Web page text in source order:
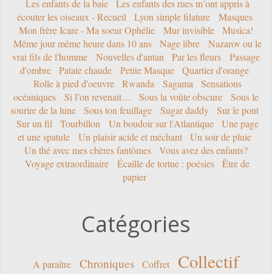
Les enfants de la baie
Les enfants des rues m’ont appris à
écouter les oiseaux - Recueil
Lyon simple filature
Masques
Mon frère Icare - Ma soeur Ophélie
Mur invisible
Musica!
Même jour même heure dans 10 ans
Nage libre
Nazarov ou le
vrai fils de l'homme
Nouvelles d'antan Par les fleurs
Passage
d'ombre
Patate chaude Petite Masque
Quartier d'orange
Rolle à pied d'oeuvre
Rwanda Sagama
Sensations
océaniques
Si l’on revenait… Sous la voûte obscure
Sous le
sourire de la lune
Sous ton feuillage Sugar daddy
Sur le pont
Sur un fil
Tourbillon Un boudoir sur l'Atlantique
Une page
et une spatule
Un plaisir acide et méchant
Un soir de pluie
Un thé avec mes chères fantômes
Vous avez des enfants?
Voyage extraordinaire
Écaille de tortue : poésies
Être de
papier
Catégories
A paraître Chroniques Coffret
Collectif